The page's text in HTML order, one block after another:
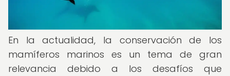
En la actualidad, la conservación de los
mamíferos marinos es un tema de gran
relevancia debido a los desafíos que